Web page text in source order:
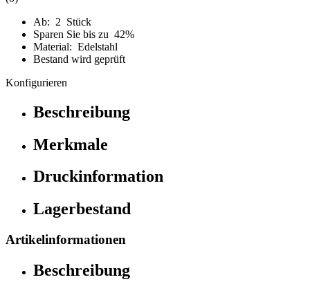
Ab: 2 Stück
Sparen Sie bis zu 42%
Material: Edelstahl
Bestand wird geprüft
Konfigurieren
Beschreibung
Merkmale
Druckinformation
Lagerbestand
Artikelinformationen
Beschreibung